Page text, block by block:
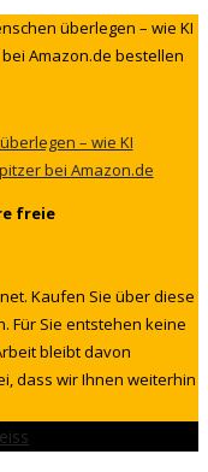
– wie KI
bei Amazon.de
freie
Kaufen Sie über diese
Für Sie entstehen keine
bleibt davon
dass wir Ihnen weiterhin